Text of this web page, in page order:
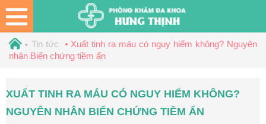
Tin tức
Xuất tinh ra máu có nguy hiểm không? Nguyên
nhân Biến chứng tiềm ẩn
XUẤT TINH RA MÁU CÓ NGUY HIỂM KHÔNG?
NGUYÊN NHÂN BIẾN CHỨNG TIỀM ẨN